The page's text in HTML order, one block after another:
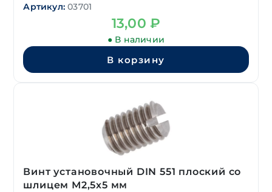
Артикул: 03701
13,00 ₽
● В наличии
В корзину
Винт установочный DIN 551 плоский со
шлицем М2,5х5 мм